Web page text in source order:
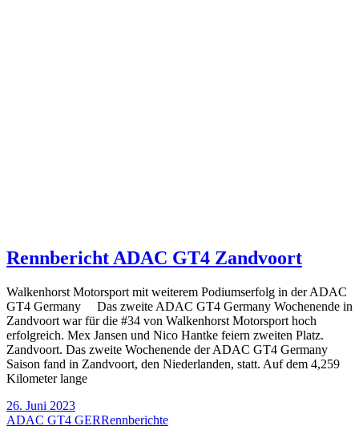
Rennbericht ADAC GT4 Zandvoort
Walkenhorst Motorsport mit weiterem Podiumserfolg in der ADAC
GT4 Germany Das zweite ADAC GT4 Germany Wochenende in
Zandvoort war für die #34 von Walkenhorst Motorsport hoch
erfolgreich. Mex Jansen und Nico Hantke feiern zweiten Platz.
Zandvoort. Das zweite Wochenende der ADAC GT4 Germany
Saison fand in Zandvoort, den Niederlanden, statt. Auf dem 4,259
Kilometer lange
26. Juni 2023
ADAC GT4 GERRennberichte